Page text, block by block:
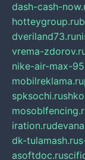
dash-cash-
hotteygroup.ru
dveriland73.ru
vrema-
nike-air-max-
mobilreklama.ru
spksochi.ru
iration.ru
dk-tulamash.ru
asoftdoc.ru